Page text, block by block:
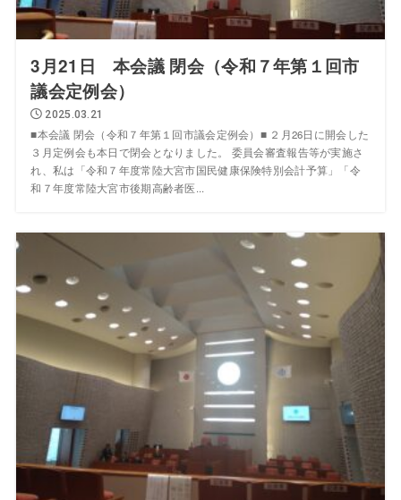
3月21日 本会議 閉会（令和７年第１回市
議会定例会）
2025.03.21
■本会議 閉会（令和７年第１回市議会定例会）■ ２月26日に開会した
３月定例会も本日で閉会となりました。 委員会審査報告等が実施さ
れ、私は「令和７年度常陸大宮市国民健康保険特別会計予算」「令
和７年度常陸大宮市後期高齢者医...